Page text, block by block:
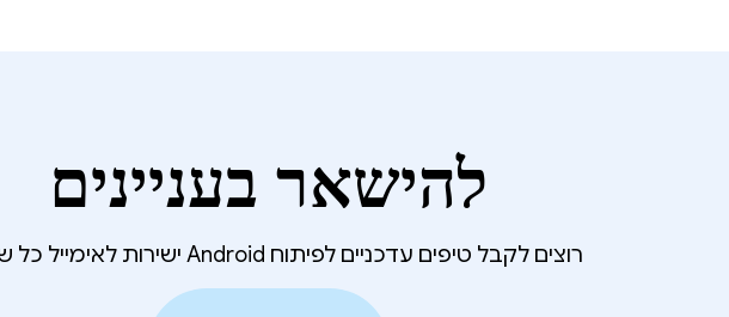
להישאר בעניינים
רוצים לקבל טיפים עדכניים לפיתוח Android ישירות לאימייל כל שבוע?